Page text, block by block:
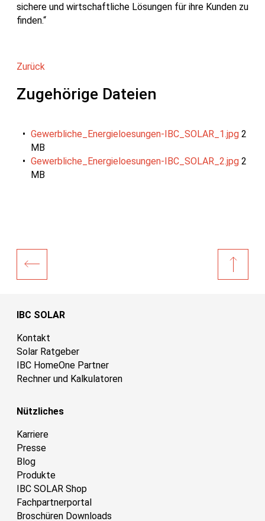
sichere und wirtschaftliche Lösungen für ihre Kunden zu
finden.“
Zurück
Zugehörige Dateien
Gewerbliche_Energieloesungen-IBC_SOLAR_1.jpg 2
MB
Gewerbliche_Energieloesungen-IBC_SOLAR_2.jpg 2
MB
IBC SOLAR
Kontakt
Solar Ratgeber
IBC HomeOne Partner
Rechner und Kalkulatoren
Nützliches
Karriere
Presse
Blog
Produkte
IBC SOLAR Shop
Fachpartnerportal
Broschüren Downloads